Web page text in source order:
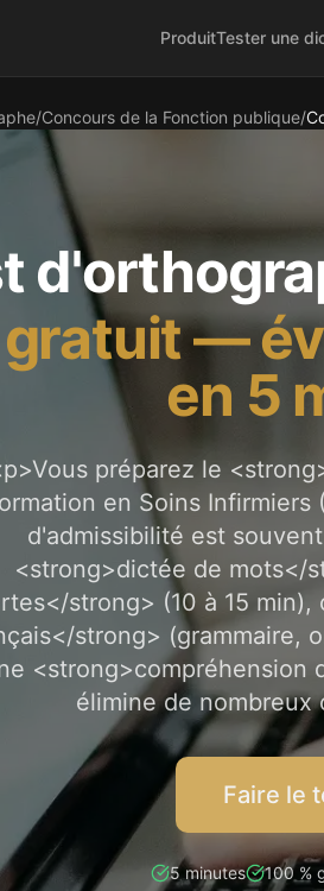
ProduitTester une
/Concours de la Fonction publique/
—
en 5
préparez le
en Soins
d'admissibilité est
<strong>dictée de mots</
strong> (10 à 15
strong> (grammaire,
<strong>compréhension
élimine de nombreux
Faire le
5 minutes 100 %